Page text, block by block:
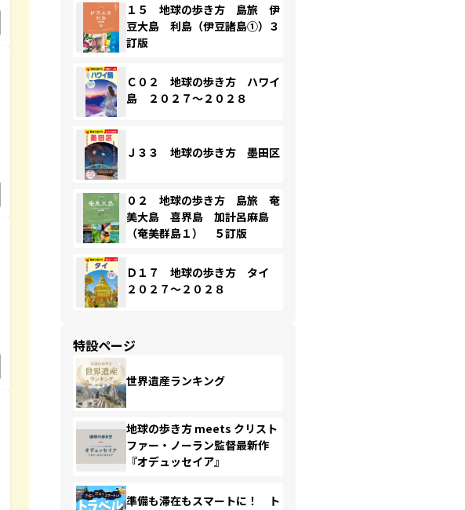
１５ 地球の歩き方 島旅 伊
豆大島 利島（伊豆諸島①）３
訂版
Ｃ０２ 地球の歩き方 ハワイ
島 ２０２７～２０２８
Ｊ３３ 地球の歩き方 墨田区
０２ 地球の歩き方 島旅 奄
美大島 喜界島 加計呂麻島
（奄美群島１） ５訂版
Ｄ１７ 地球の歩き方 タイ
２０２７～２０２８
特設ページ
世界遺産ランキング
地球の歩き方 meets クリスト
ファー・ノーラン監督最新作
『オデュッセイア』
準備も滞在もスマートに！ ト